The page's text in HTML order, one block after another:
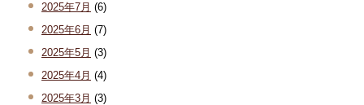
2025年7月 (6)
2025年6月 (7)
2025年5月 (3)
2025年4月 (4)
2025年3月 (3)